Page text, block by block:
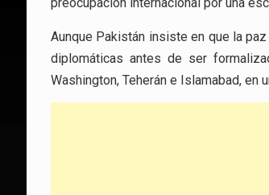
Aunque Pakistán insiste en que la
diplomáticas antes de ser
Washington, Teherán e Islamabad, en